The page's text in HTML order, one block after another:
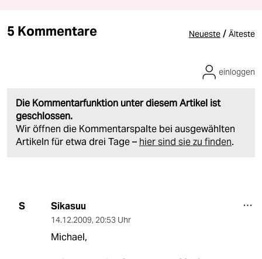
5 Kommentare Neueste / Älteste
Die Kommentarfunktion unter diesem Artikel ist
geschlossen.
Wir öffnen die Kommentarspalte bei ausgewählten
Artikeln für etwa drei Tage – hier sind sie zu finden.
einloggen
S Sikasuu
14.12.2009, 20:53 Uhr
Michael,